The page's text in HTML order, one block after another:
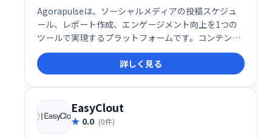
Agorapulseは、ソーシャルメディアの投稿スケジュ
ール、レポート作成、エンゲージメント向上を1つの
ツールで実現するプラットフォームです。コンテンツ
を効率的に管理し、効果的なマーケティング戦略をサ
ポートします。フォロワーとの繋がりを深め、ビジネ
ス成長を促進しましょう。
詳しく見る
EasyClout
0.0 (0件)